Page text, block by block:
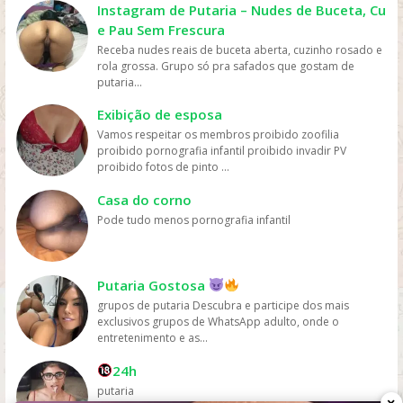
cinema ou comprar DVDs, tornando mais fácil para as
pessoas assistirem filmes sem gastar muito dinheiro.
Personalização: os serviços de streaming geralmente
oferecem recomendações personalizadas com base
nos gostos dos usuários, permitindo que eles
descubram novos filmes e programas que possam
filmes online. Em resumo, os filmes são mais assistidos
online devido à sua conveniência, variedade, acesso
fácil, preços acessíveis e personalização, oferecidos
pelas plataformas de streaming.
Instagram de Putaria – Nudes de Buceta, Cu
e Pau Sem Frescura
Receba nudes reais de buceta aberta, cuzinho rosado e
rola grossa. Grupo só pra safados que gostam de
putaria...
Exibição de esposa
Vamos respeitar os membros proibido zoofilia
proibido pornografia infantil proibido invadir PV
proibido fotos de pinto ...
Casa do corno
Pode tudo menos pornografia infantil
Putaria Gostosa
grupos de putaria Descubra e participe dos mais
exclusivos grupos de WhatsApp adulto, onde o
entretenimento e as...
24h
putaria